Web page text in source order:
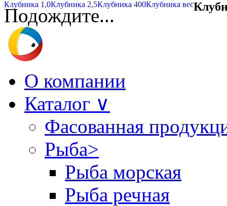
Подождите...
О компании
Каталог ∨
Фасованная
Рыба>
Рыба морская
Рыба речная
Клубника 1,0Клубника 2,5Клубника 400Клубника вес